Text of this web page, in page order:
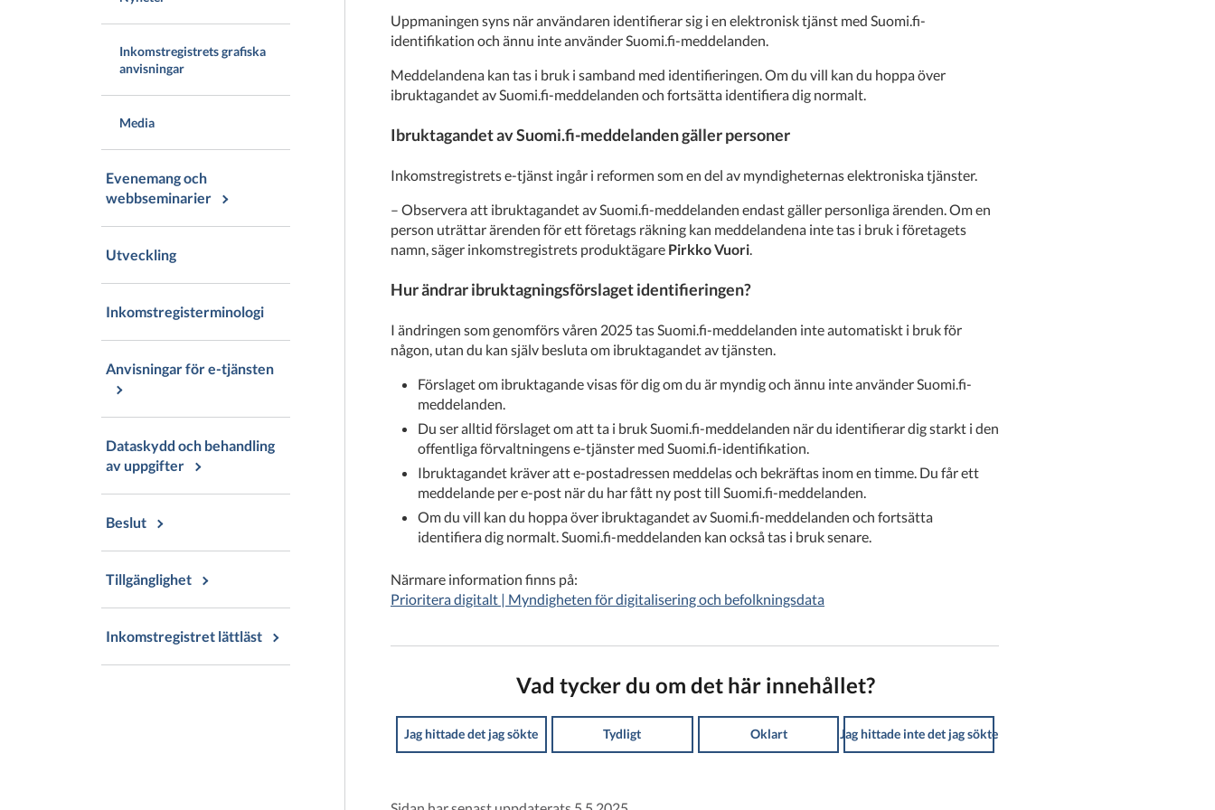
Inkomstregistrets grafiska
anvisningar
Media
Evenemang och
webbseminarier
Utveckling
Inkomstregisterminologi
Anvisningar för e-tjänsten
Dataskydd och behandling
av uppgifter
Beslut
Tillgänglighet
Inkomstregistret lättläst
Uppmaningen syns när användaren identifierar sig i en elektronisk tjänst med Suomi.fi-
identifikation och ännu inte använder Suomi.fi-meddelanden.
Meddelandena kan tas i bruk i samband med identifieringen. Om du vill kan du hoppa över
ibruktagandet av Suomi.fi-meddelanden och fortsätta identifiera dig normalt.
Ibruktagandet av Suomi.fi-meddelanden gäller personer
Inkomstregistrets e-tjänst ingår i reformen som en del av myndigheternas elektroniska tjänster.
– Observera att ibruktagandet av Suomi.fi-meddelanden endast gäller personliga ärenden. Om en
person uträttar ärenden för ett företags räkning kan meddelandena inte tas i bruk i företagets
namn, säger inkomstregistrets produktägare Pirkko Vuori.
Hur ändrar ibruktagningsförslaget identifieringen?
I ändringen som genomförs våren 2025 tas Suomi.fi-meddelanden inte automatiskt i bruk för
någon, utan du kan själv besluta om ibruktagandet av tjänsten.
Förslaget om ibruktagande visas för dig om du är myndig och ännu inte använder Suomi.fi-
meddelanden.
Du ser alltid förslaget om att ta i bruk Suomi.fi-meddelanden när du identifierar dig starkt i den
offentliga förvaltningens e-tjänster med Suomi.fi-identifikation.
Ibruktagandet kräver att e-postadressen meddelas och bekräftas inom en timme. Du får ett
meddelande per e-post när du har fått ny post till Suomi.fi-meddelanden.
Om du vill kan du hoppa över ibruktagandet av Suomi.fi-meddelanden och fortsätta
identifiera dig normalt. Suomi.fi-meddelanden kan också tas i bruk senare.
Närmare information finns på:
Prioritera digitalt | Myndigheten för digitalisering och befolkningsdata
Vad tycker du om det här innehållet?
Jag hittade det jag sökte Tydligt Oklart Jag hittade inte det jag sökte